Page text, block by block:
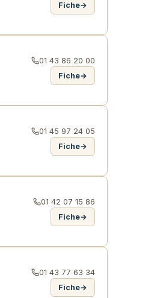
Fiche→
01 43 86 20 00
Fiche→
01 45 97 24 05
Fiche→
01 42 07 15 86
Fiche→
01 43 77 63 34
Fiche→